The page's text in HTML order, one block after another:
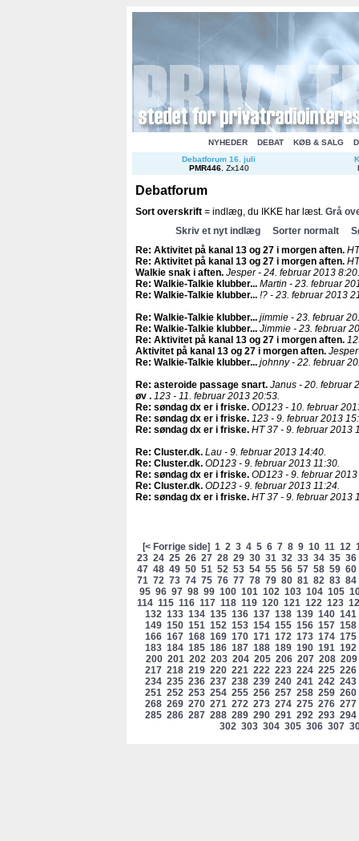
NYHEDER DEBAT KØB & SALG
Debatforum 16. juli
PMR446. Zx140
Debatforum
Sort overskrift = indlæg, du IKKE har læst. Grå
Skriv et nyt indlæg
Sorter normalt
Re: Aktivitet på kanal 13 og 27 i morgen aften.
Re: Aktivitet på kanal 13 og 27 i morgen aften.
Walkie snak i aften. Jesper - 24. februar 2013 8:20.
Re: Walkie-Talkie klubber... Martin - 23. februar
Re: Walkie-Talkie klubber... !? - 23. februar 2013
Re: Walkie-Talkie klubber... jimmie - 23. februar
Re: Walkie-Talkie klubber... Jimmie - 23. februar
Re: Aktivitet på kanal 13 og 27 i morgen aften.
Aktivitet på kanal 13 og 27 i morgen aften.
Re: Walkie-Talkie klubber... johnny - 22. februar
Re: asteroide passage snart. Janus - 20. februar
øv . 123 - 11. februar 2013 20:53.
Re: søndag dx er i friske. OD123 - 10. februar
Re: søndag dx er i friske. 123 - 9. februar 2013
Re: søndag dx er i friske. HT 37 - 9. februar 2013
Re: Cluster.dk. Lau - 9. februar 2013 14:40.
Re: Cluster.dk. OD123 - 9. februar 2013 11:30.
Re: søndag dx er i friske. OD123 - 9. februar 2013
Re: Cluster.dk. OD123 - 9. februar 2013 11:24.
Re: søndag dx er i friske. HT 37 - 9. februar 2013
[< Forrige side] 1 2 3 4 5 6 7 8 9 10 11 12
23 24 25 26 27 28 29 30 31 32 33 34 35 36
47 48 49 50 51 52 53 54 55 56 57 58 59 60
71 72 73 74 75 76 77 78 79 80 81 82 83 84
95 96 97 98 99 100 101 102 103 104 105
114 115 116 117 118 119 120 121 122 123
132 133 134 135 136 137 138 139 140 141
149 150 151 152 153 154 155 156 157 158
166 167 168 169 170 171 172 173 174 175
183 184 185 186 187 188 189 190 191 192
200 201 202 203 204 205 206 207 208 209
217 218 219 220 221 222 223 224 225 226
234 235 236 237 238 239 240 241 242 243
251 252 253 254 255 256 257 258 259 260
268 269 270 271 272 273 274 275 276 277
285 286 287 288 289 290 291 292 293 294
302 303 304 305 306 307